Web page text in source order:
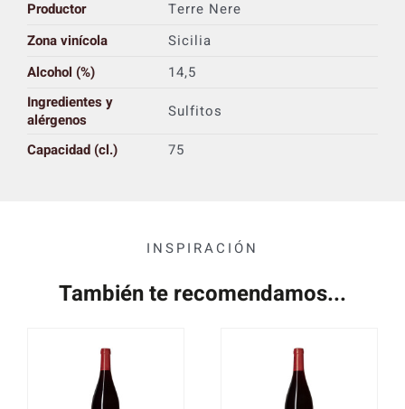
Productor
Terre Nere
Zona vinícola
Sicilia
Alcohol (%)
14,5
Ingredientes y
alérgenos
Sulfitos
Capacidad (cl.)
75
INSPIRACIÓN
También te recomendamos...